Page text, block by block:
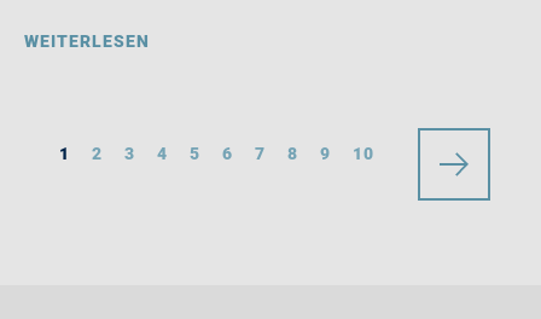
WEITERLESEN
1 2 3 4 5 6 7 8 9 10